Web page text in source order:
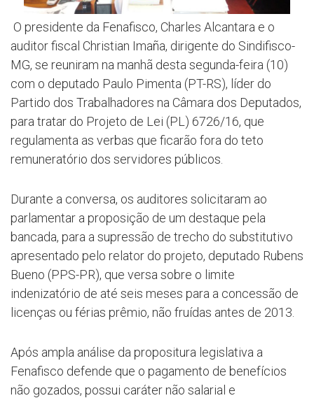
O presidente da Fenafisco, Charles Alcantara e o
auditor fiscal Christian Imaña, dirigente do Sindifisco-
MG, se reuniram na manhã desta segunda-feira (10)
com o deputado Paulo Pimenta (PT-RS), líder do
Partido dos Trabalhadores na Câmara dos Deputados,
para tratar do Projeto de Lei (PL) 6726/16, que
regulamenta as verbas que ficarão fora do teto
remuneratório dos servidores públicos.
Durante a conversa, os auditores solicitaram ao
parlamentar a proposição de um destaque pela
bancada, para a supressão de trecho do substitutivo
apresentado pelo relator do projeto, deputado Rubens
Bueno (PPS-PR), que versa sobre o limite
indenizatório de até seis meses para a concessão de
licenças ou férias prêmio, não fruídas antes de 2013.
Após ampla análise da propositura legislativa a
Fenafisco defende que o pagamento de benefícios
não gozados, possui caráter não salarial e